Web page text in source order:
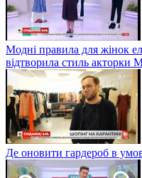
Модні правила для жінок
відтворила стиль акторки
Де оновити гардероб в